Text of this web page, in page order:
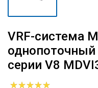
VRF-система
однопоточный
серии V8